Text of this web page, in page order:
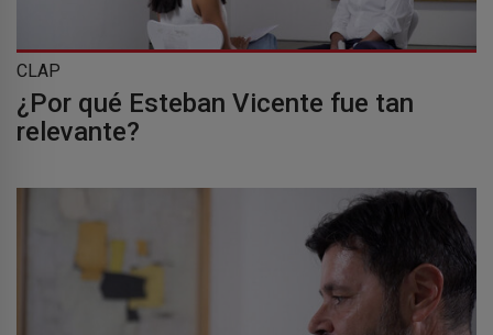
CLAP
¿Por qué Esteban Vicente fue tan
relevante?